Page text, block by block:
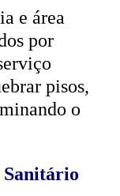
e área
por
pisos,
o
Sanitário